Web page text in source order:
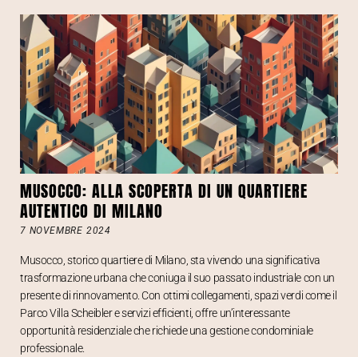
MUSOCCO: ALLA SCOPERTA DI UN QUARTIERE
AUTENTICO DI MILANO
7 NOVEMBRE 2024
Musocco, storico quartiere di Milano, sta vivendo una significativa
trasformazione urbana che coniuga il suo passato industriale con un
presente di rinnovamento. Con ottimi collegamenti, spazi verdi come il
Parco Villa Scheibler e servizi efficienti, offre un’interessante
opportunità residenziale che richiede una gestione condominiale
professionale.